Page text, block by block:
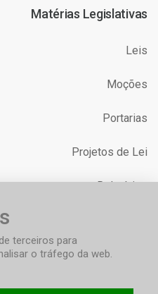
Matérias Legislativas
Leis
Moções
Portarias
Projetos de Lei
Relatórios
terceiros para
o tráfego da web.